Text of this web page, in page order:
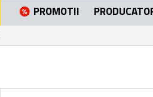
PROMOTII